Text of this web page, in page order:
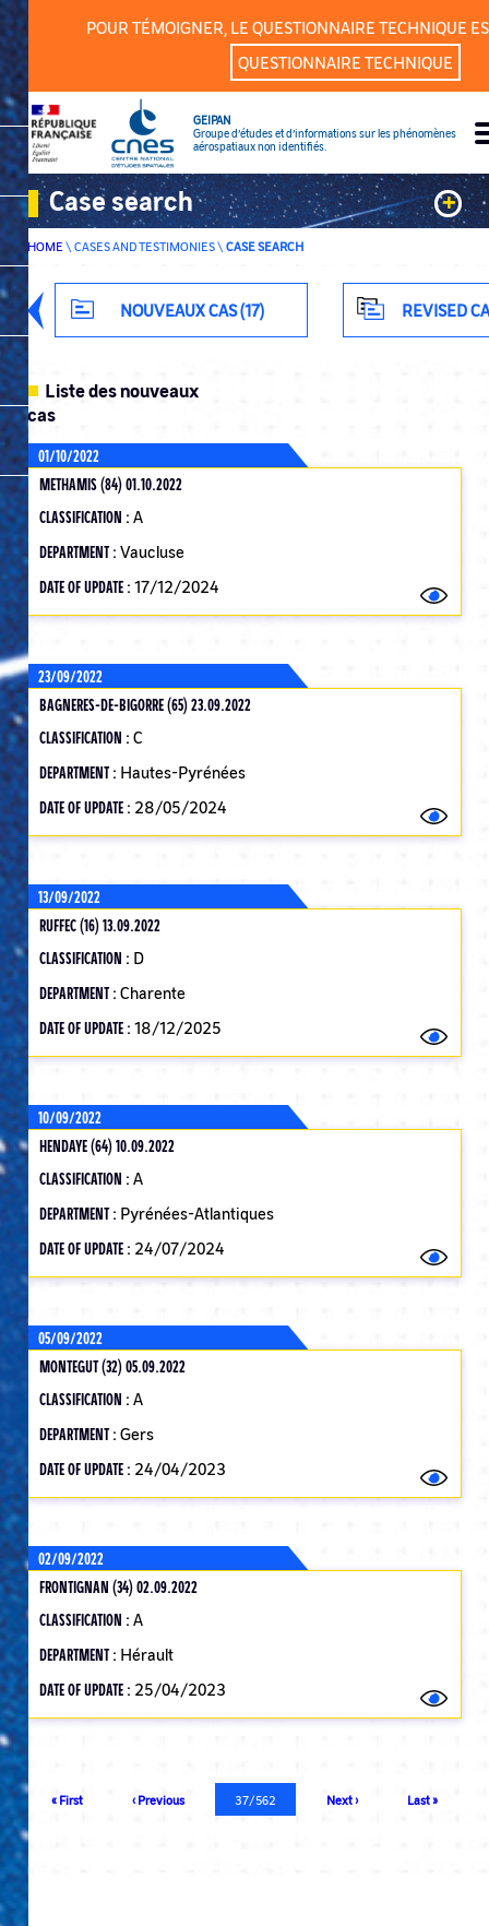
POUR TÉMOIGNER, LE QUESTIONNAIRE TECHNIQUE
QUESTIONNAIRE TECHNIQUE
GEIPAN
Groupe d’études et d’informations sur les phénomènes
aérospatiaux non identifiés.
Case search +
Keywords
Classification
ADVANCED SEARCH
NOUVEAUX CAS (17) REVISED
HOME \ CASES AND TESTIMONIES\ CASE SEARCH
Liste des nouveaux
cas
01/10/2022
METHAMIS (84) 01.10.2022
CLASSIFICATION : A
DEPARTMENT : Vaucluse
DATE OF UPDATE : 17/12/2024
23/09/2022
BAGNERES-DE-BIGORRE (65) 23.09.2022
CLASSIFICATION : C
DEPARTMENT : Hautes-Pyrénées
DATE OF UPDATE : 28/05/2024
13/09/2022
RUFFEC (16) 13.09.2022
CLASSIFICATION : D
DEPARTMENT : Charente
DATE OF UPDATE : 18/12/2025
10/09/2022
HENDAYE (64) 10.09.2022
CLASSIFICATION : A
DEPARTMENT : Pyrénées-Atlantiques
DATE OF UPDATE : 24/07/2024
05/09/2022
MONTEGUT (32) 05.09.2022
CLASSIFICATION : A
DEPARTMENT : Gers
DATE OF UPDATE : 24/04/2023
02/09/2022
FRONTIGNAN (34) 02.09.2022
CLASSIFICATION : A
DEPARTMENT : Hérault
DATE OF UPDATE : 25/04/2023
Pagination
First
« First
Previous
‹ Previous
Current
page
37/562
Next
Next ›
Last
Last »